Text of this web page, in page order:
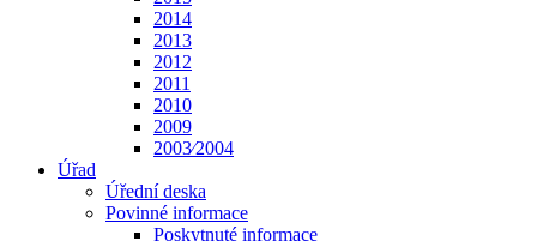
2014
2013
2012
2011
2010
2009
2003⁄2004
Úřad
Úřední deska
Povinné informace
Poskytnuté informace